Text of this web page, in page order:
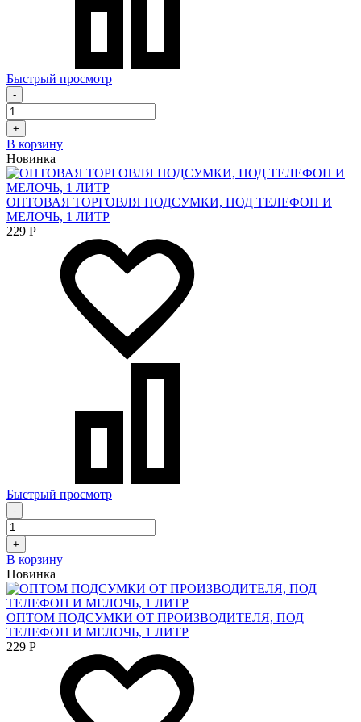
Быстрый просмотр
-
+
В корзину
Новинка
ОПТОВАЯ ТОРГОВЛЯ ПОДСУМКИ, ПОД ТЕЛЕФОН И
МЕЛОЧЬ, 1 ЛИТР
229 Р
Быстрый просмотр
-
+
В корзину
Новинка
ОПТОМ ПОДСУМКИ ОТ ПРОИЗВОДИТЕЛЯ, ПОД
ТЕЛЕФОН И МЕЛОЧЬ, 1 ЛИТР
229 Р